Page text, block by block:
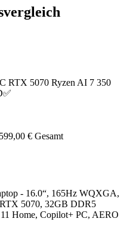
RTX 5070 Ryzen AI 7 350
€ Gesamt
- 16.0“, 165Hz WQXGA,
5070, 32GB DDR5
Home, Copilot+ PC, AERO